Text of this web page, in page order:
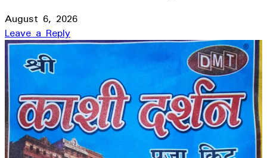
August 6, 2026
Leave a Reply